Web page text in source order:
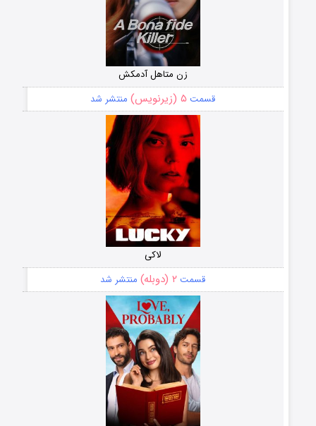
زن متاهل آدمکش
قسمت ۵ (زیرنویس) منتشر شد
لاکی
قسمت ۲ (دوبله) منتشر شد